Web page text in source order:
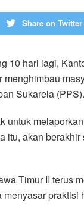
Share on Twitter
10 hari lagi,
menghimbau
Sukarela (PPS).
untuk
itu, akan
Timur II terus
praktisi